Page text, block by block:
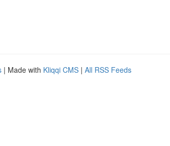
| Made with Kliqqi CMS | All RSS Feeds